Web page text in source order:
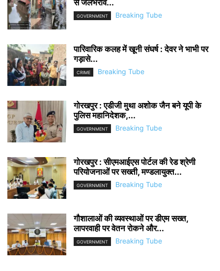
से जलभराव...
GOVERNMENT Breaking Tube
पारिवारिक कलह में खूनी संघर्ष : देवर ने भाभी पर
गड़ासे...
CRIME Breaking Tube
गोरखपुर : एडीजी मुथा अशोक जैन बने यूपी के
पुलिस महानिदेशक,...
GOVERNMENT Breaking Tube
गोरखपुर : सीएमआईएस पोर्टल की रेड श्रेणी
परियोजनाओं पर सख्ती, मण्डलायुक्त...
GOVERNMENT Breaking Tube
गौशालाओं की व्यवस्थाओं पर डीएम सख्त,
लापरवाही पर वेतन रोकने और...
GOVERNMENT Breaking Tube